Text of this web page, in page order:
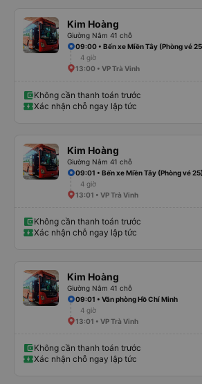
Kim Hoàng
Giường Nằm 41 chỗ
09:00 • Bến xe Miền Tây (Phòng vé
4 giờ
13:00 • VP Trà Vinh
Không cần thanh toán trước
Xác nhận chỗ ngay lập tức
Kim Hoàng
Giường Nằm 41 chỗ
09:01 • Bến xe Miền Tây (Phòng vé 25)
4 giờ
13:01 • VP Trà Vinh
Không cần thanh toán trước
Xác nhận chỗ ngay lập tức
Kim Hoàng
Giường Nằm 41 chỗ
09:01 • Văn phòng Hồ Chí Minh
4 giờ
13:01 • VP Trà Vinh
Không cần thanh toán trước
Xác nhận chỗ ngay lập tức